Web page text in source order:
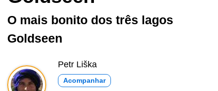
O mais bonito dos três lagos
Goldseen
Petr Liška
Acompanhar